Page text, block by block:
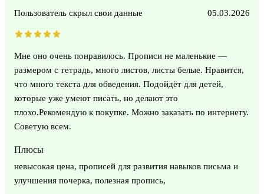
Пользователь скрыл свои данные 05.03.2026
Мне оно очень понравилось. Прописи не маленькие —
размером с тетрадь, много листов, листы белые. Нравится,
что много текста для обведения. Подойдёт для детей,
которые уже умеют писать, но делают это
плохо.Рекомендую к покупке. Можно заказать по интернету.
Советую всем.
Плюсы
невысокая цена, прописей для развития навыков письма и
улучшения почерка, полезная пропись,